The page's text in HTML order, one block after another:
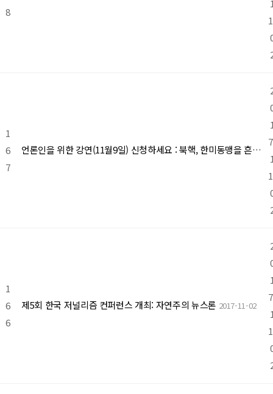
8
1
6
7
언론인을 위한 강연(11월9일) 신청하세요 : 북핵, 한미동맹을 흔들것인가
1
6
6
제5회 한국 저널리즘 컨퍼런스 개최: 자연주의 뉴스론 2017-11-02